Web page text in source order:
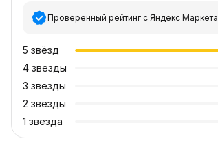
Проверенный рейтинг с Яндекс Маркета
5 звёзд
4 звезды
3 звезды
2 звезды
1 звезда